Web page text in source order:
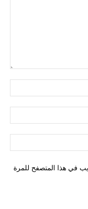
في هذا المتصفح للمرة